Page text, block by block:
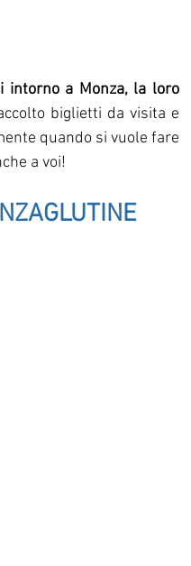
intorno a Monza, la loro
biglietti da visita e
quando si vuole fare
a voi!